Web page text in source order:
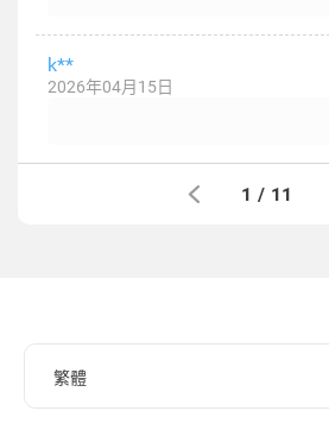
k**
2026年04月15日
1 / 11